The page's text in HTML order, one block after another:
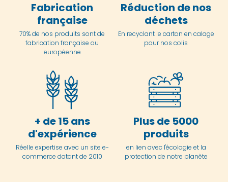
Fabrication
française
70% de nos produits sont de
fabrication française ou
européenne
Réduction de nos
déchets
En recyclant le carton en calage
pour nos colis
+ de 15 ans
d'expérience
Réelle expertise avec un site e-
commerce datant de 2010
Plus de 5000
produits
en lien avec l'écologie et la
protection de notre planète